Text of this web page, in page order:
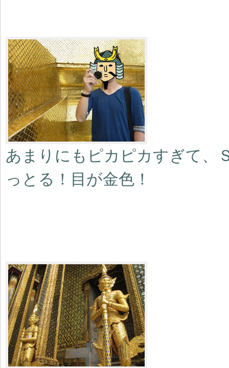
あまりにもピカピカすぎて、
っとる！目が金色！